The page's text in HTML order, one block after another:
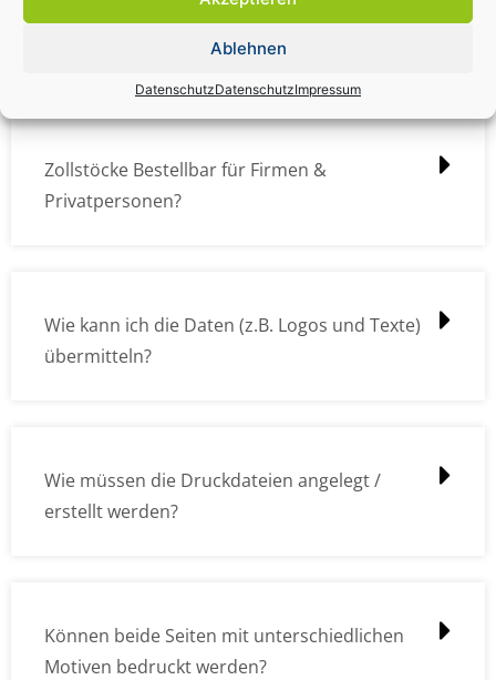
Ablehnen
DatenschutzDatenschutzImpressum
Zollstock Druckdatencheck / Profidatencheck
Zollstöcke Bestellbar für Firmen &
Privatpersonen?
Wie kann ich die Daten (z.B. Logos und Texte)
übermitteln?
Wie müssen die Druckdateien angelegt /
erstellt werden?
Können beide Seiten mit unterschiedlichen
Motiven bedruckt werden?